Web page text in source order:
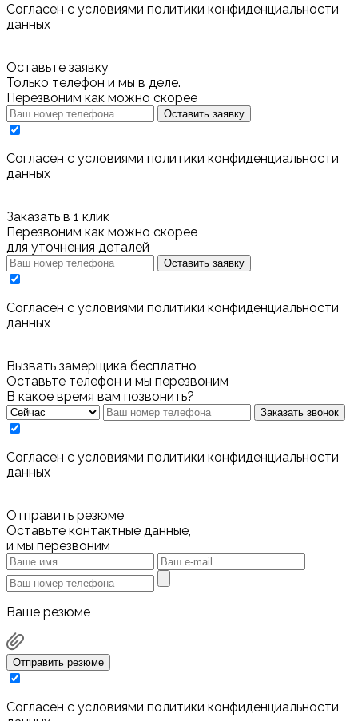
Cогласен с условиями политики конфиденциальности
данных
Оставьте заявку
Только телефон и мы в деле.
Перезвоним как можно скорее
Оставить заявку
Cогласен с условиями политики конфиденциальности
данных
Заказать в 1 клик
Перезвоним как можно скорее
для уточнения деталей
Оставить заявку
Cогласен с условиями политики конфиденциальности
данных
Вызвать замерщика бесплатно
Оставьте телефон и мы перезвоним
В какое время вам позвонить?
Заказать звонок
Cогласен с условиями политики конфиденциальности
данных
Отправить резюме
Оставьте контактные данные,
и мы перезвоним
Ваше резюме
Отправить резюме
Cогласен с условиями политики конфиденциальности